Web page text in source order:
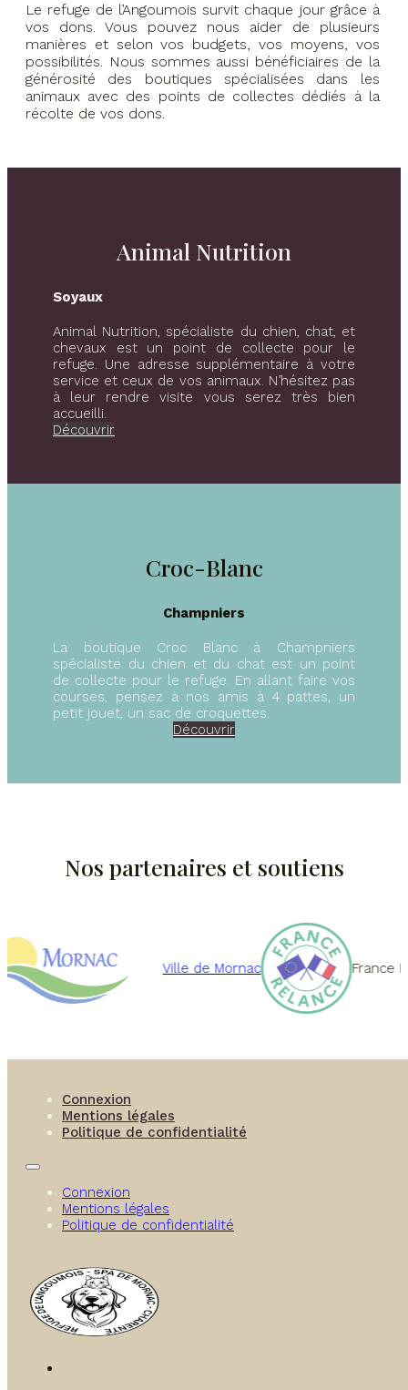
Le refuge de l’Angoumois survit chaque jour grâce à
vos dons. Vous pouvez nous aider de plusieurs
manières et selon vos budgets, vos moyens, vos
possibilités. Nous sommes aussi bénéficiaires de la
générosité des boutiques spécialisées dans les
animaux avec des points de collectes dédiés à la
récolte de vos dons.
Animal Nutrition
Soyaux
Animal Nutrition, spécialiste du chien, chat, et
chevaux est un point de collecte pour le
refuge. Une adresse supplémentaire à votre
service et ceux de vos animaux. N’hésitez pas
à leur rendre visite vous serez très bien
accueilli.
Découvrir
Croc-Blanc
Champniers
La boutique Croc Blanc à Champniers
spécialiste du chien et du chat est un point
de collecte pour le refuge. En allant faire vos
courses, pensez à nos amis à 4 pattes, un
petit jouet, un sac de croquettes.
Découvrir
Nos partenaires et soutiens
Ville de Mornac France
Connexion
Mentions légales
Politique de confidentialité
Connexion
Mentions légales
Politique de confidentialité